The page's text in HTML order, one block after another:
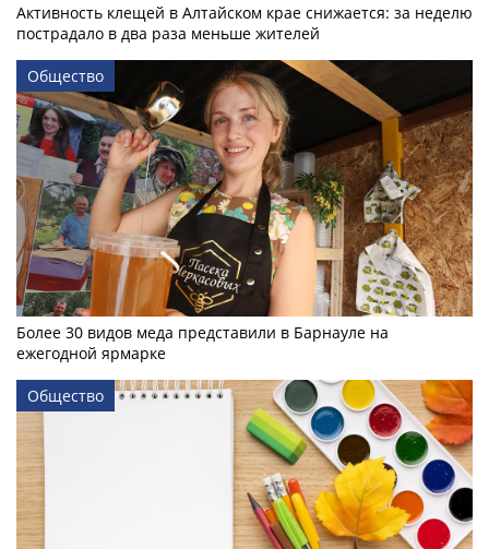
Активность клещей в Алтайском крае снижается: за неделю
пострадало в два раза меньше жителей
Общество
Более 30 видов меда представили в Барнауле на
ежегодной ярмарке
Общество